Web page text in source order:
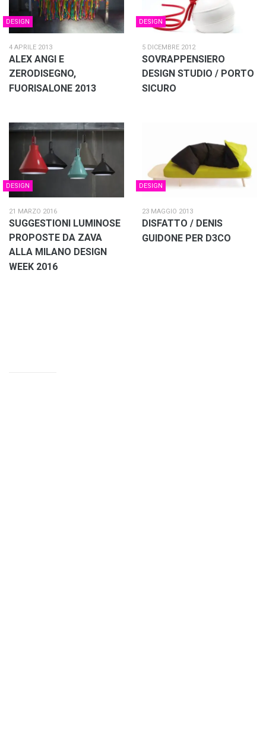
DESIGN
4 APRILE 2013
ALEX ANGI E
ZERODISEGNO,
FUORISALONE 2013
DESIGN
5 DICEMBRE 2012
SOVRAPPENSIERO
DESIGN STUDIO / PORTO
SICURO
DESIGN
21 MARZO 2016
SUGGESTIONI LUMINOSE
PROPOSTE DA ZAVA
ALLA MILANO DESIGN
WEEK 2016
DESIGN
23 MAGGIO 2013
DISFATTO / DENIS
GUIDONE PER D3CO